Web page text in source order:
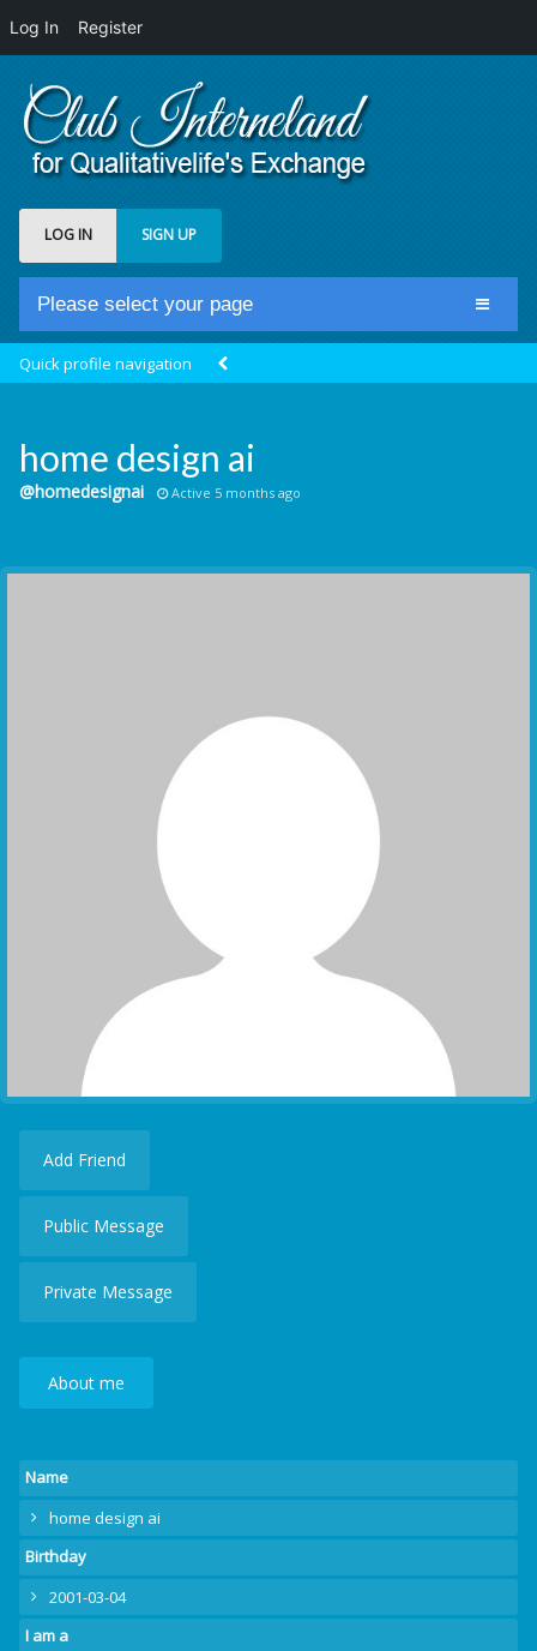
Log In Register
LOG IN SIGN UP
Please select your page
Groups
Communication Point
Quick profile navigation
home design ai
@homedesignai Active 5 months ago
Add Friend
Public Message
Private Message
About me
Name
home design ai
Birthday
2001-03-04
I am a